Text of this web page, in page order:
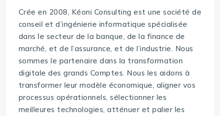
Crée en 2008, Kéoni Consulting est une société de
conseil et d’ingénierie informatique spécialisée
dans le secteur de la banque, de la finance de
marché, et de l’assurance, et de l’industrie. Nous
sommes le partenaire dans la transformation
digitale des grands Comptes. Nous les aidons à
transformer leur modèle économique, aligner vos
processus opérationnels, sélectionner les
meilleures technologies, atténuer et palier les